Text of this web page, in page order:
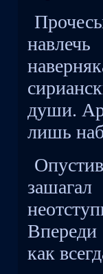
души.
лишь
Впереди
как